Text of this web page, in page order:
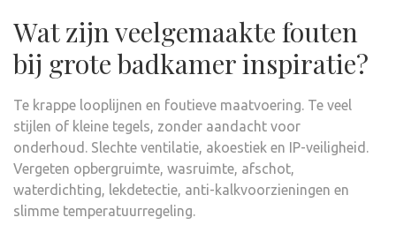
Wat zijn veelgemaakte fouten
bij grote badkamer inspiratie?
Te krappe looplijnen en foutieve maatvoering. Te veel
stijlen of kleine tegels, zonder aandacht voor
onderhoud. Slechte ventilatie, akoestiek en IP-veiligheid.
Vergeten opbergruimte, wasruimte, afschot,
waterdichting, lekdetectie, anti-kalkvoorzieningen en
slimme temperatuurregeling.